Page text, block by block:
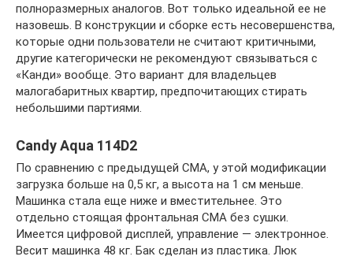
полноразмерных аналогов. Вот только идеальной ее не
назовешь. В конструкции и сборке есть несовершенства,
которые одни пользователи не считают критичными,
другие категорически не рекомендуют связываться с
«Канди» вообще. Это вариант для владельцев
малогабаритных квартир, предпочитающих стирать
небольшими партиями.
Candy Aqua 114D2
По сравнению с предыдущей СМА, у этой модификации
загрузка больше на 0,5 кг, а высота на 1 см меньше.
Машинка стала еще ниже и вместительнее. Это
отдельно стоящая фронтальная СМА без сушки.
Имеется цифровой дисплей, управление — электронное.
Весит машинка 48 кг. Бак сделан из пластика. Люк